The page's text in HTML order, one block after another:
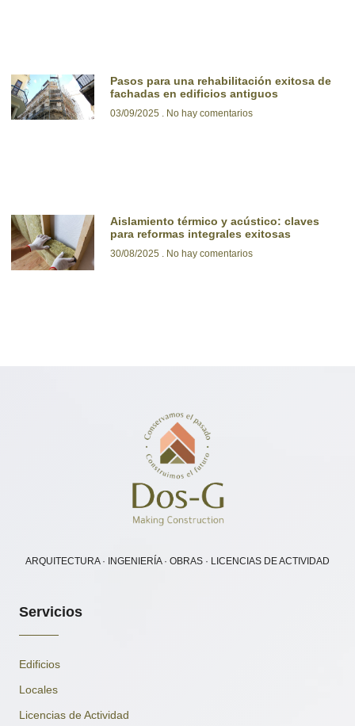
Pasos para una rehabilitación exitosa de
fachadas en edificios antiguos
03/09/2025 No hay comentarios
Aislamiento térmico y acústico: claves
para reformas integrales exitosas
30/08/2025 No hay comentarios
ARQUITECTURA · INGENIERÍA · OBRAS · LICENCIAS DE ACTIVIDAD
Servicios
Edificios
Locales
Licencias de Actividad